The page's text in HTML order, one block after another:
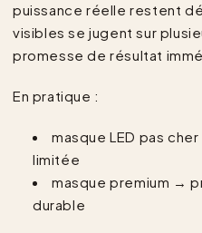
puissance réelle restent
visibles se jugent sur
promesse de résultat
En pratique :
masque LED pas
limitée
masque premium →
durable